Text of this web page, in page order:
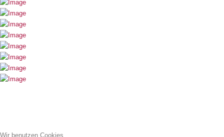
Wir benutzen Cookies